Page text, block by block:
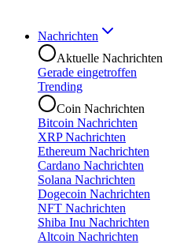
Nachrichten
Aktuelle Nachrichten
Gerade eingetroffen
Trending
Coin Nachrichten
Bitcoin Nachrichten
XRP Nachrichten
Ethereum Nachrichten
Cardano Nachrichten
Solana Nachrichten
Dogecoin Nachrichten
NFT Nachrichten
Shiba Inu Nachrichten
Altcoin Nachrichten